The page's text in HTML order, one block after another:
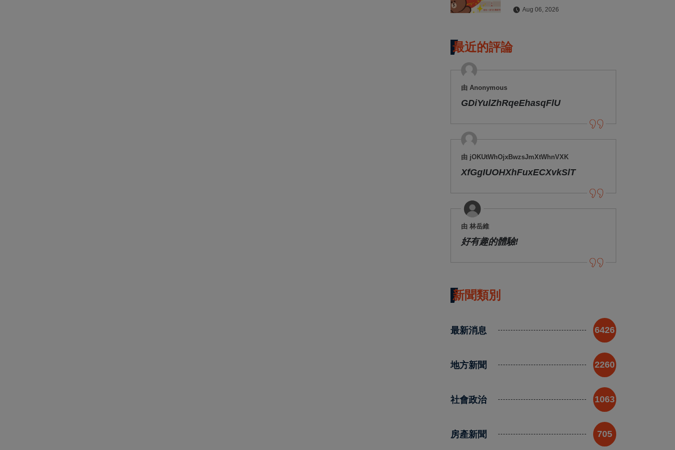
Aug 06, 2026
最近的評論
由 Anonymous
GDiYulZhRqeEhasqFlU
由 jOKUtWhOjxBwzsJmXtWhnVXK
XfGgIUOHXhFuxECXvkSlT
由 林岳維
好有趣的體驗!
新聞類別
最新消息 6426
地方新聞 2260
社會政治 1063
房產新聞 705